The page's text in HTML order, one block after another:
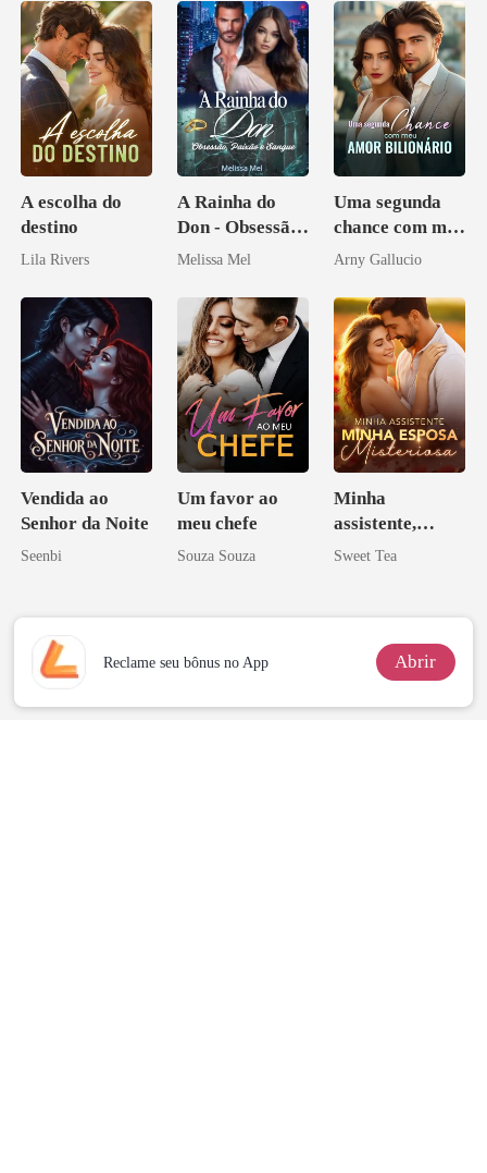
A escolha do
destino
Lila Rivers
A Rainha do
Don - Obsessão,
Paixão e Sangue
Melissa Mel
Uma segunda
chance com meu
amor bilionário
Arny Gallucio
Vendida ao
Senhor da Noite
Seenbi
Um favor ao
meu chefe
Souza Souza
Minha
assistente,
minha esposa
Sweet Tea
Reclame seu bônus no App Abrir